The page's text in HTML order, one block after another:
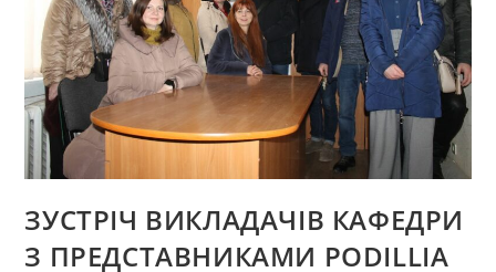
СПІЛЬНОТИ
ЗУСТРІЧ ВИКЛАДАЧІВ КАФЕДРИ
З ПРЕДСТАВНИКАМИ PODILLIA